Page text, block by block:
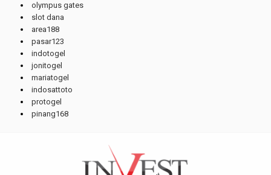
olympus gates
slot dana
area188
pasar123
indotogel
jonitogel
mariatogel
indosattoto
protogel
pinang168